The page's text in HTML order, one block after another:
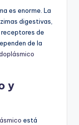
es enorme. La
digestivas,
de
de la
y
está